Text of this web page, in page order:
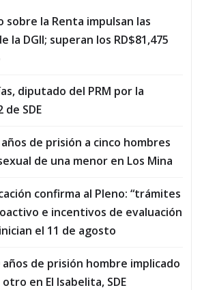
sobre la Renta impulsan las
la DGII; superan los RD$81,475
diputado del PRM por la
SDE
de prisión a cinco hombres
de una menor en Los Mina
confirma al Pleno: “trámites
e incentivos de evaluación
el 11 de agosto
años de prisión hombre implicado
en El Isabelita, SDE